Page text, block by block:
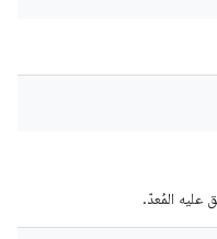
عليه المُعدّ.